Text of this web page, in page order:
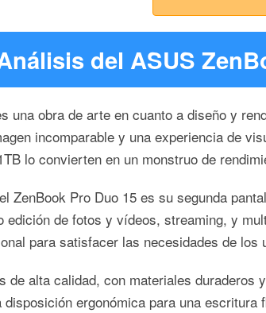
del ASUS
una obra de arte en cuanto a diseño y
incomparable y una experiencia de
lo convierten en un monstruo de
ZenBook Pro Duo 15 es su segunda
edición de fotos y vídeos, streaming, y
para satisfacer las necesidades de los
de alta calidad, con materiales
ergonómica para una